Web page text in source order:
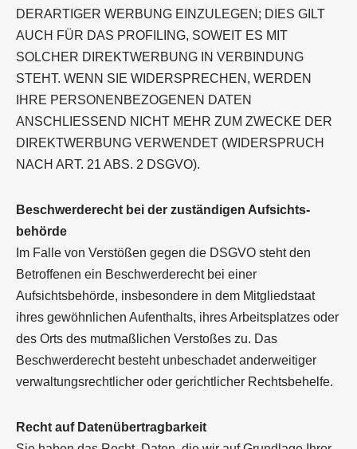
DERARTIGER WERBUNG EINZULEGEN; DIES GILT
AUCH FÜR DAS PROFILING, SOWEIT ES MIT
SOLCHER DIREKTWERBUNG IN VERBINDUNG
STEHT. WENN SIE WIDERSPRECHEN, WERDEN
IHRE PERSONENBEZOGENEN DATEN
ANSCHLIESSEND NICHT MEHR ZUM ZWECKE DER
DIREKTWERBUNG VERWENDET (WIDERSPRUCH
NACH ART. 21 ABS. 2 DSGVO).
Beschwerde­recht bei der zuständigen Aufsichts­
behörde
Im Falle von Verstößen gegen die DSGVO steht den
Betroffenen ein Beschwerderecht bei einer
Aufsichtsbehörde, insbesondere in dem Mitgliedstaat
ihres gewöhnlichen Aufenthalts, ihres Arbeitsplatzes oder
des Orts des mutmaßlichen Verstoßes zu. Das
Beschwerderecht besteht unbeschadet anderweitiger
verwaltungsrechtlicher oder gerichtlicher Rechtsbehelfe.
Recht auf Daten­übertrag­barkeit